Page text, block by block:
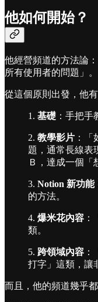
他如何開始？
他經營頻道的方法論
所有使用者的問題」。
從這個原則出發，他
1. 基礎 ：手把手
2. 教學影片 ：
題，通常長線表
Ｂ，達成一個「
3. Notion 新功能
的方法。
4. 爆米花內容
類。
5. 跨領域內容
打字」這類，讓
而且，他的頻道幾乎都